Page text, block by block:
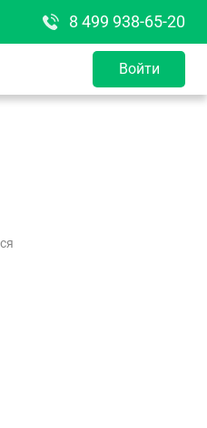
8 499 938-65-20
Войти